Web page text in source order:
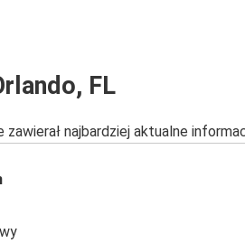
FL
najbardziej aktualne